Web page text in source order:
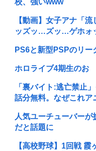
校、強いwww
【動画】女子アナ「
ッズッ…ズッ…ゲホォ
PS6と新型PSPのリー
ホロライブ4期生のお
「裏バイト:逃亡禁止
話分無料。なぜこれア
人気ユーチューバー
だと話題に
【高校野球】1回戦 霞